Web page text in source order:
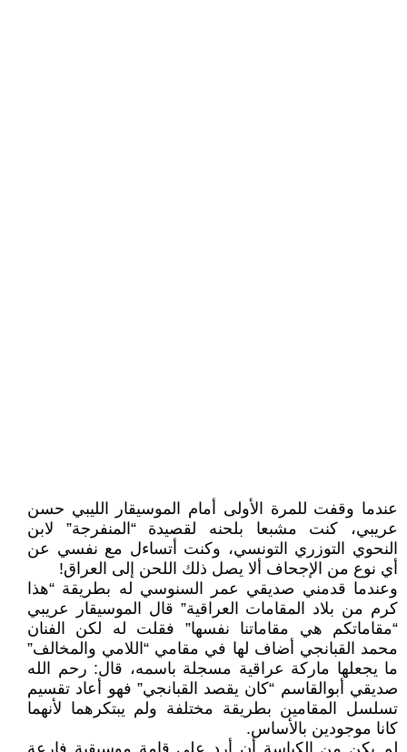
عندما وقفت للمرة الأولى أمام الموسيقار الليبي حسن
عريبي، كنت مشبعا بلحنه لقصيدة “المنفرجة” لابن
النحوي التوزري التونسي، وكنت أتساءل مع نفسي عن
أي نوع من الإجحاف ألا يصل ذلك اللحن إلى العراق!
وعندما قدمني صديقي عمر السنوسي له بطريقة “هذا
كرم من بلاد المقامات العراقية” قال الموسيقار عريبي
“مقاماتكم هي مقاماتنا نفسها” فقلت له لكن الفنان
محمد القبانجي أضاف لها في مقامي “اللامي والمخالف”
ما يجعلها ماركة عراقية مسجلة باسمه، قال: رحم الله
صديقي أبوالقاسم “كان يقصد القبانجي” فهو أعاد تقسيم
تسلسل المقامين بطريقة مختلفة ولم يبتكرهما لأنهما
كانا موجودين بالأساس.